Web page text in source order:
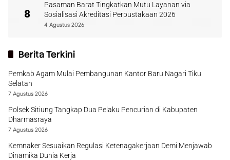
8
Pasaman Barat Tingkatkan Mutu Layanan via
Sosialisasi Akreditasi Perpustakaan 2026
4 Agustus 2026
Berita Terkini
Pemkab Agam Mulai Pembangunan Kantor Baru Nagari Tiku
Selatan
7 Agustus 2026
Polsek Sitiung Tangkap Dua Pelaku Pencurian di Kabupaten
Dharmasraya
7 Agustus 2026
Kemnaker Sesuaikan Regulasi Ketenagakerjaan Demi Menjawab
Dinamika Dunia Kerja